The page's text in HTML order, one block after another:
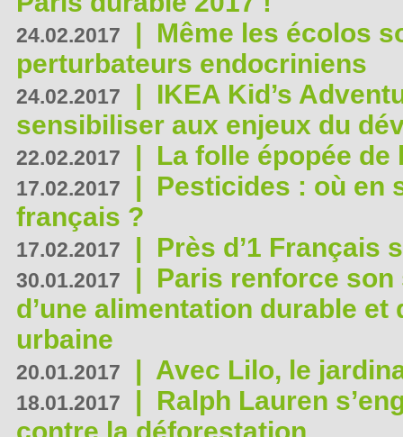
24.02.2017 | Même les écolos
perturbateurs endocriniens
24.02.2017 | IKEA Kid’s
sensibiliser aux enjeux du
22.02.2017 | La folle épopée de
17.02.2017 | Pesticides : où en
français ?
17.02.2017 | Près d’1 Français
30.01.2017 | Paris renforce
d’une alimentation durable et
urbaine
20.01.2017 | Avec Lilo, le
18.01.2017 | Ralph Lauren